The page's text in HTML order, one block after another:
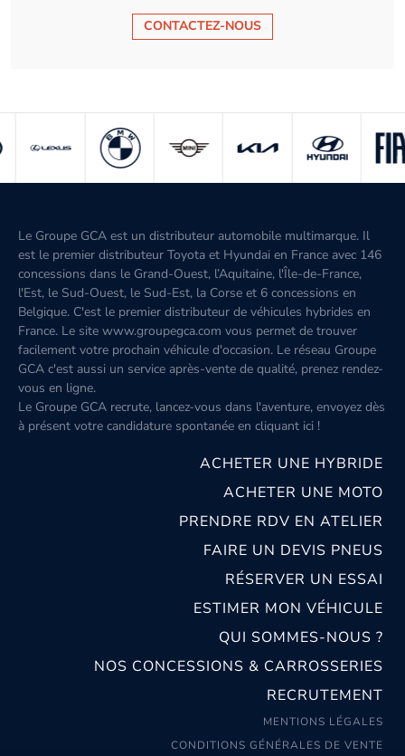
CONTACTEZ-NOUS
Le Groupe GCA est un distributeur automobile multimarque. Il
est le premier distributeur Toyota et Hyundai en France avec 146
concessions dans le Grand-Ouest, l’Aquitaine, l'Île-de-France,
l'Est, le Sud-Ouest, le Sud-Est, la Corse et 6 concessions en
Belgique. C'est le premier distributeur de véhicules hybrides en
France. Le site www.groupegca.com vous permet de trouver
facilement votre prochain véhicule d'occasion. Le réseau Groupe
GCA c'est aussi un service après-vente de qualité, prenez rendez-
vous en ligne.
Le Groupe GCA recrute, lancez-vous dans l'aventure, envoyez dès
à présent votre candidature spontanée en cliquant ici !
ACHETER UNE HYBRIDE
ACHETER UNE MOTO
PRENDRE RDV EN ATELIER
FAIRE UN DEVIS PNEUS
RÉSERVER UN ESSAI
ESTIMER MON VÉHICULE
QUI SOMMES-NOUS ?
NOS CONCESSIONS & CARROSSERIES
RECRUTEMENT
MENTIONS LÉGALES
CONDITIONS GÉNÉRALES DE VENTE